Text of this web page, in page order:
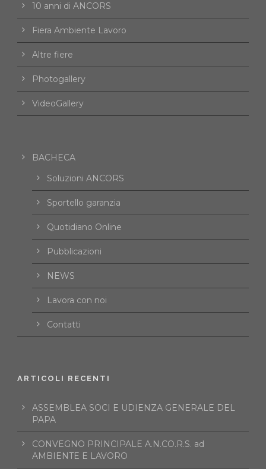
10 anni di ANCORS
Fiera Ambiente Lavoro
Altre fiere
Photogallery
VideoGallery
BACHECA
Soluzioni ANCORS
Sportello garanzia
Quotidiano Online
Pubblicazioni
NEWS
Lavora con noi
Contatti
ARTICOLI RECENTI
ASSEMBLEA SOCI E UDIENZA GENERALE DEL
PAPA
CONVEGNO PRINCIPALE A.N.CO.R.S. ad
AMBIENTE E LAVORO